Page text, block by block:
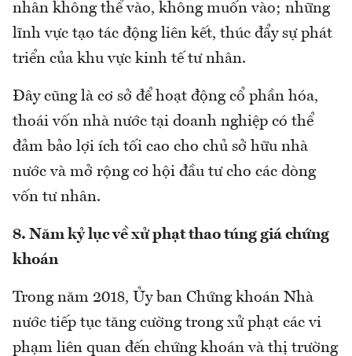
nhân không thể vào, không muốn vào; những
lĩnh vực tạo tác động liên kết, thúc đẩy sự phát
triển của khu vực kinh tế tư nhân.
Đây cũng là cơ sở để hoạt động cổ phần hóa,
thoái vốn nhà nước tại doanh nghiệp có thể
đảm bảo lợi ích tối cao cho chủ sở hữu nhà
nước và mở rộng cơ hội đầu tư cho các dòng
vốn tư nhân.
8. Năm kỷ lục về xử phạt thao túng giá chứng
khoán
Trong năm 2018, Ủy ban Chứng khoán Nhà
nước tiếp tục tăng cường trong xử phạt các vi
phạm liên quan đến chứng khoán và thị trường